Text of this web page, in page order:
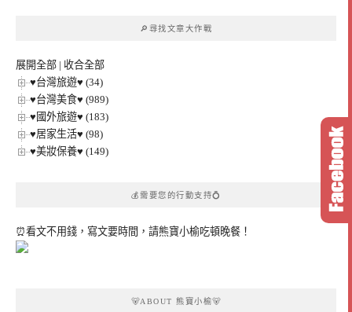
🔎尋找文章大作戰
展開全部 | 收合全部
♥台灣旅遊♥ (34)
♥台灣美食♥ (989)
♥國外旅遊♥ (183)
♥居家生活♥ (98)
♥美妝保養♥ (149)
💰需要您的行動支持💍
⏰看文不用錢，寫文要時間，請熊寶小榆吃頓晚餐！
🐻ABOUT 熊寶小榆🐻